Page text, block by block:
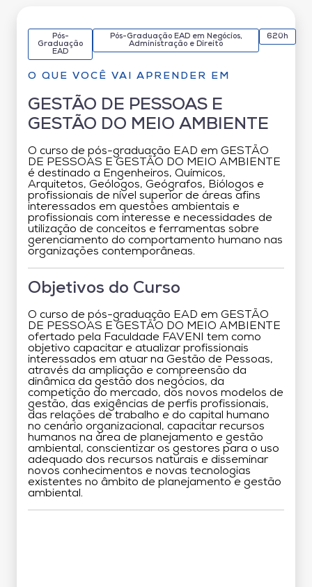
Pós-
Graduação
EAD
Pós-Graduação EAD em Negócios,
Administração e Direito
620h
O QUE VOCÊ VAI APRENDER EM
GESTÃO DE PESSOAS E
GESTÃO DO MEIO AMBIENTE
O curso de pós-graduação EAD em GESTÃO
DE PESSOAS E GESTÃO DO MEIO AMBIENTE
é destinado a Engenheiros, Químicos,
Arquitetos, Geólogos, Geógrafos, Biólogos e
profissionais de nível superior de áreas afins
interessados em questões ambientais e
profissionais com interesse e necessidades de
utilização de conceitos e ferramentas sobre
gerenciamento do comportamento humano nas
organizações contemporâneas.
Objetivos do Curso
O curso de pós-graduação EAD em GESTÃO
DE PESSOAS E GESTÃO DO MEIO AMBIENTE
ofertado pela Faculdade FAVENI tem como
objetivo capacitar e atualizar profissionais
interessados em atuar na Gestão de Pessoas,
através da ampliação e compreensão da
dinâmica da gestão dos negócios, da
competição do mercado, dos novos modelos de
gestão, das exigências de perfis profissionais,
das relações de trabalho e do capital humano
no cenário organizacional, capacitar recursos
humanos na área de planejamento e gestão
ambiental, conscientizar os gestores para o uso
adequado dos recursos naturais e disseminar
novos conhecimentos e novas tecnologias
existentes no âmbito de planejamento e gestão
ambiental.